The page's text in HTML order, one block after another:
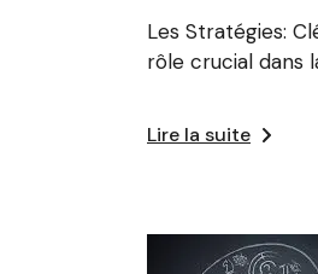
Les Stratégies:
rôle crucial dans
Lire la suite